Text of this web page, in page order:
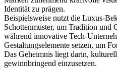
Identität zu prägen.
Beispielsweise nutzt die Luxus-
Schottenmuster, um Tradition und
während innovative Tech-
Gestaltungselemente setzen, um
Das Geheimnis liegt darin,
gewinnbringend einzusetzen.